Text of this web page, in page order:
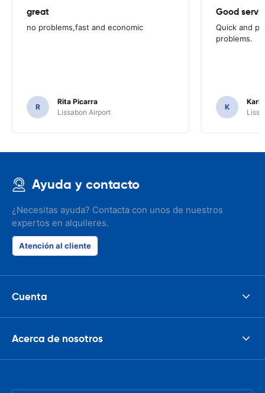
great
no problems,fast and economic
R
Rita Picarra
Lissabon Airport
Good
Quick and
problems.
K
Karl
Ayuda y contacto
¿Necesitas ayuda? Contacta con unos de nuestros
expertos en alquileres.
Atención al cliente
Cuenta
Acerca de nosotros